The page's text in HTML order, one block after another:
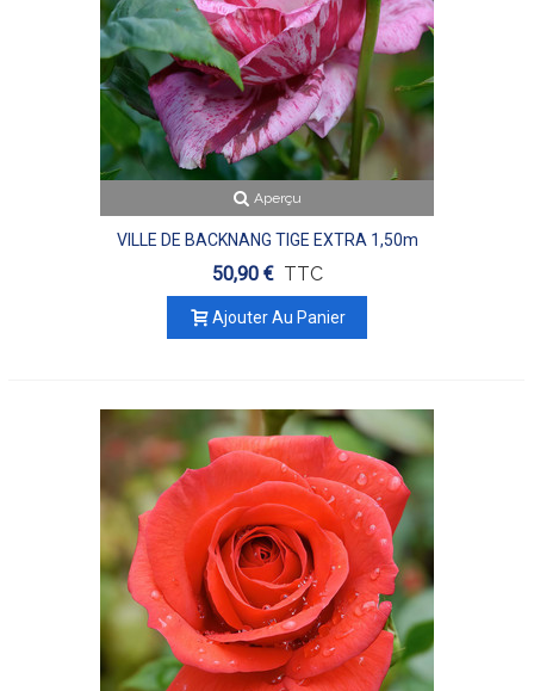
Aperçu
VILLE DE BACKNANG TIGE EXTRA 1,50m
50,90 € TTC
Ajouter Au Panier